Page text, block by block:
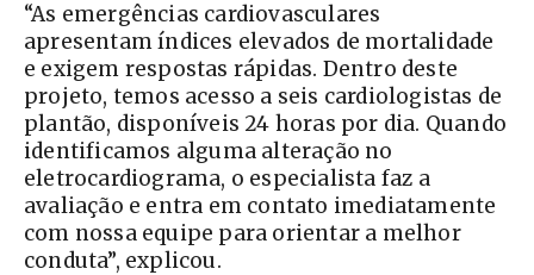
“As emergências cardiovasculares
apresentam índices elevados de mortalidade
e exigem respostas rápidas. Dentro deste
projeto, temos acesso a seis cardiologistas de
plantão, disponíveis 24 horas por dia. Quando
identificamos alguma alteração no
eletrocardiograma, o especialista faz a
avaliação e entra em contato imediatamente
com nossa equipe para orientar a melhor
conduta”, explicou.